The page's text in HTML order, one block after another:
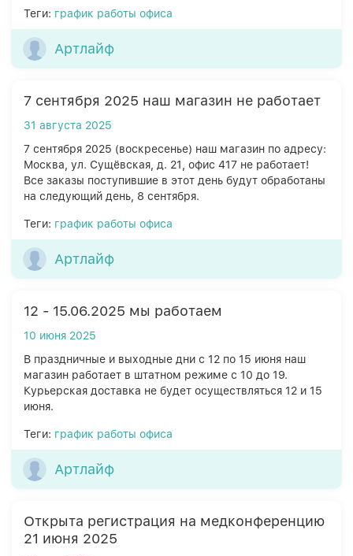
Теги: график работы офиса
Артлайф
7 сентября 2025 наш магазин не работает
31 августа 2025
7 сентября 2025 (воскресенье) наш магазин по адресу:
Москва, ул. Сущёвская, д. 21, офис 417 не работает!
Все заказы поступившие в этот день будут обработаны
на следующий день, 8 сентября.
Теги: график работы офиса
Артлайф
12 - 15.06.2025 мы работаем
10 июня 2025
В праздничные и выходные дни с 12 по 15 июня наш
магазин работает в штатном режиме с 10 до 19.
Курьерская доставка не будет осуществляться 12 и 15
июня.
Теги: график работы офиса
Артлайф
Открыта регистрация на медконференцию
21 июня 2025